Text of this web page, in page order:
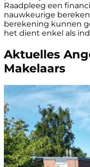
Raadpleeg een
nauwkeurige
berekening kunnen
het dient enkel als
Aktuelles
Makelaars